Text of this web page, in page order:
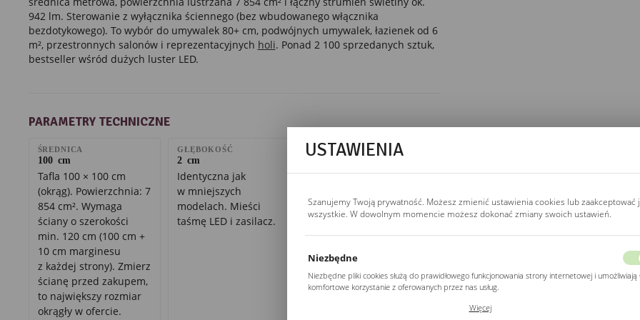
942 lm. Sterowanie z wyłącznika ściennego (bez wbudowanego włącznika
bezdotykowego). To wybór do umywalek 80+ cm, podwójnych umywalek, łazienek od 6
m², przestronnych salonów i reprezentacyjnych holi. Ponad 2 100 sprzedanych sztuk,
bestseller wśród dużych luster LED.
PARAMETRY TECHNICZNE
ŚREDNICA
100 cm
Tafla 100 × 100 cm
(okrąg). Powierzchnia: 7
854 cm². Wymaga
ściany o szerokości
min. 120 cm (100 cm +
10 cm marginesu
z każdej strony). Zmierz
ścianę przed zakupem,
to największy rozmiar
okrągły w ofercie.
GŁĘBOKOŚĆ
2 cm
Identyczna jak
w mniejszych
modelach. Mieści
taśmę LED i zasilacz.
BARWA ŚWIATŁA
3000K.ciepła, żółtawa.
neutralna, dzienna.
kontrastowa. Gabinet
kosmetyczny, salon
USTAWIENIA
Szanujemy Twoją prywatność. Możesz zmienić ustawienia cookies lub zaakceptować
wszystkie. W dowolnym momencie możesz dokonać zmiany swoich ustawień.
Niezbędne
Niezbędne pliki cookies służą do prawidłowego funkcjonowania strony internetowej i umożliwiają
komfortowe korzystanie z oferowanych przez nas usług.
Twoich ustawień preferencji prywatności, logowania czy wypełniania formularzy. Dzięki plikom
Więcej